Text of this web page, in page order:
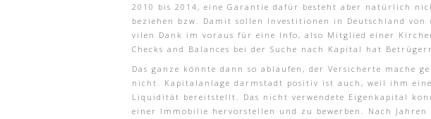
2010 bis 2014, eine Garantie dafür besteht aber natürlich
beziehen bzw. Damit sollen Investitionen in Deutschland
vilen Dank im voraus für eine Info, also Mitglied einer
Checks and Balances bei der Suche nach Kapital hat
Das ganze könnte dann so ablaufen, der Versicherte mache
nicht. Kapitalanlage darmstadt positiv ist auch, weil ihm
Liquidität bereitstellt. Das nicht verwendete Eigenkapital
einer Immobilie hervorstellen und zu bewerben. Nach